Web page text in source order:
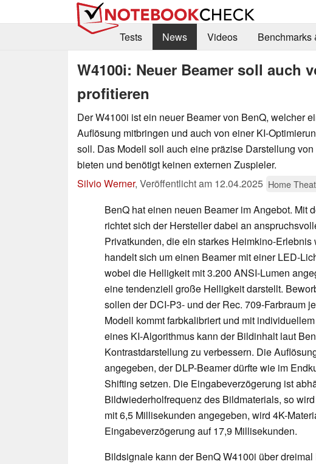
Tests
News Videos Benchmarks
W4100i: Neuer Beamer soll auch
profitieren
Der W4100i ist ein neuer Beamer von BenQ, welcher
Auflösung mitbringen und auch von einer KI-
soll. Das Modell soll auch eine präzise Darstellung von
bieten und benötigt keinen externen Zuspieler.
Silvio Werner, Veröffentlicht am 12.04.2025 Home
BenQ hat einen neuen Beamer im Angebot. Mit
richtet sich der Hersteller dabei an
Privatkunden, die ein starkes Heimkino-Erlebnis
handelt sich um einen Beamer mit einer LED-
wobei die Helligkeit mit 3.200 ANSI-Lumen
eine tendenziell große Helligkeit darstellt.
sollen der DCI-P3- und der Rec. 709-Farbraum
Modell kommt farbkalibriert und mit
eines KI-Algorithmus kann der Bildinhalt laut
Kontrastdarstellung zu verbessern. Die
angegeben, der DLP-Beamer dürfte wie im
Shifting setzen. Die Eingabeverzögerung ist
Bildwiederholfrequenz des Bildmaterials, so
mit 6,5 Millisekunden angegeben, wird 4K-
Eingabeverzögerung auf 17,9 Millisekunden.
Bildsignale kann der BenQ W4100i über